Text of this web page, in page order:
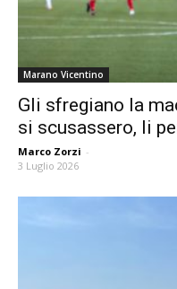
Marano Vicentino
Gli sfregiano la
si scusassero, li
Marco Zorzi -
3 Luglio 2026